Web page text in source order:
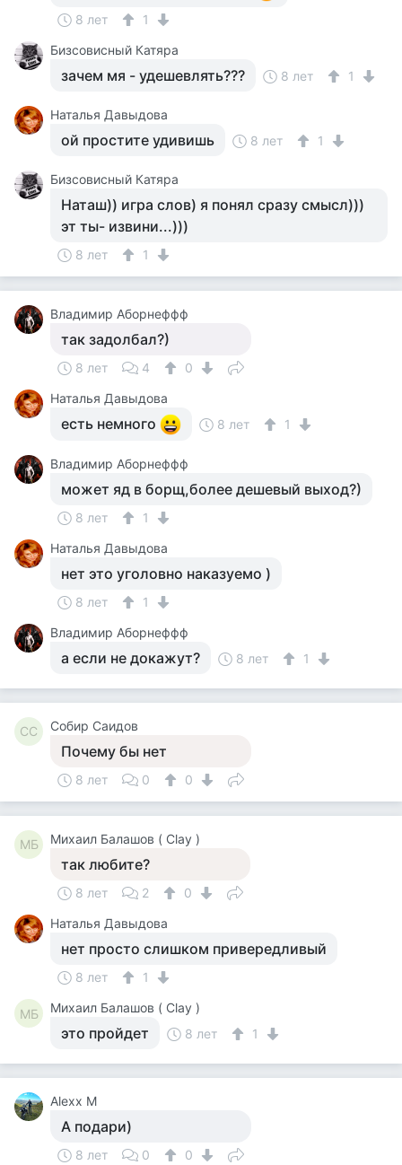
8 лет
1
Бизсовисный Катяра
зачем мя - удешевлять??? 8 лет 1
Наталья Давыдова
ой простите удивишь 8 лет 1
Бизсовисный Катяра
Наташ)) игра слов) я понял сразу смысл)))
эт ты- извини...)))
8 лет 1
Владимир Аборнеффф
так задолбал?)
8 лет 4
0
Наталья Давыдова
есть немного 8 лет 1
Владимир Аборнеффф
может яд в борщ,более дешевый выход?)
8 лет
1
Наталья Давыдова
нет это уголовно наказуемо )
8 лет
1
Владимир Аборнеффф
а если не докажут? 8 лет 1
СС Собир Саидов
Почему бы нет
8 лет 0 0
МБ Михаил Балашов ( Clay )
так любите?
8 лет 2
0
Наталья Давыдова
нет просто слишком привередливый
8 лет 1
МБ Михаил Балашов ( Clay )
это пройдет 8 лет 1
Alexx M
А подари)
8 лет 0 0